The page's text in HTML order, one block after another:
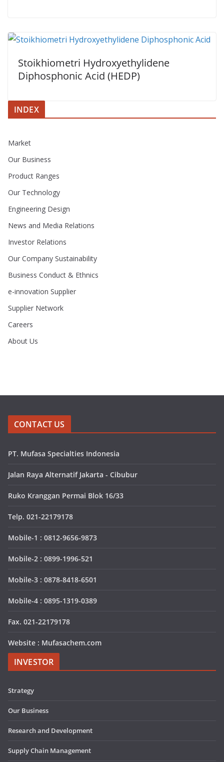
Stoikhiometri Hydroxyethylidene
Diphosphonic Acid (HEDP)
INDEX
Market
Our Business
Product Ranges
Our Technology
Engineering Design
News and Media Relations
Investor Relations
Our Company Sustainability
Business Conduct & Ethnics
e-innovation Supplier
Supplier Network
Careers
About Us
CONTACT US
PT. Mufasa Specialties Indonesia
Jalan Raya Alternatif Jakarta - Cibubur
Ruko Kranggan Permai Blok 16/33
Telp. 021-22179178
Mobile-1 : 0812-9656-9873
Mobile-2 : 0899-1996-521
Mobile-3 : 0878-8418-6501
Mobile-4 : 0895-1319-0389
Fax. 021-22179178
Website : Mufasachem.com
INVESTOR
Strategy
Our Business
Research and Development
Supply Chain Management